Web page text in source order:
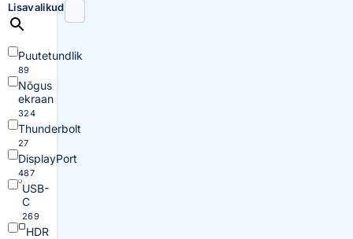
Lisavalikud
Puutetundlik
89
Nõgus
ekraan
324
Thunderbolt
27
DisplayPort
487
USB-
C
269
HDR